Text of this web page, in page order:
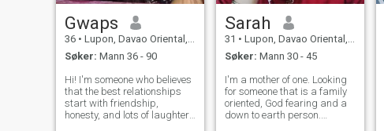
Gwaps
36 • Lupon, Davao Oriental, Filippinene
Søker: Mann 36 - 90
Hi! I'm someone who believes
that the best relationships
start with friendship,
honesty, and lots of laughter.
Sarah
31 • Lupon, Davao Oriental, Filippinene
Søker: Mann 30 - 45
I'm a mother of one. Looking
for someone that is a family
oriented, God fearing and a
down to earth person.